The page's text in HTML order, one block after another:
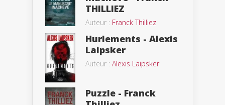
THILLIEZ
Auteur : Franck Thilliez
Hurlements - Alexis
Laipsker
Auteur : Alexis Laipsker
Puzzle - Franck